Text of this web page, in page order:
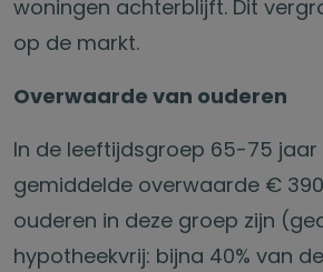
woningen achterblijft. Dit
op de markt.
Overwaarde van ouderen
In de leeftijdsgroep 65-75
gemiddelde overwaarde €
ouderen in deze groep zijn
hypotheekvrij: bijna 40% van